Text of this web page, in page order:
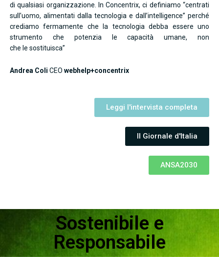
di qualsiasi organizzazione. In Concentrix, ci definiamo “centrati
sull’uomo, alimentati dalla tecnologia e dall’intelligence” perché
crediamo fermamente che la tecnologia debba essere uno
strumento che potenzia le capacità umane, non
che le sostituisca”
Andrea Coli CEO webhelp+concentrix
Leggi l'intervista completa
Il Giornale d'Italia
ANSA2030
Sostenibile e
Responsabile